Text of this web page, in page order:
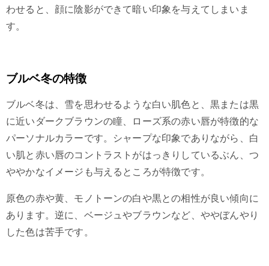
わせると、顔に陰影ができて暗い印象を与えてしまいま
す。
ブルベ冬の特徴
ブルベ冬は、雪を思わせるような白い肌色と、黒または黒
に近いダークブラウンの瞳、ローズ系の赤い唇が特徴的な
パーソナルカラーです。シャープな印象でありながら、白
い肌と赤い唇のコントラストがはっきりしているぶん、つ
ややかなイメージも与えるところが特徴です。
原色の赤や黄、モノトーンの白や黒との相性が良い傾向に
あります。逆に、ベージュやブラウンなど、ややぼんやり
した色は苦手です。